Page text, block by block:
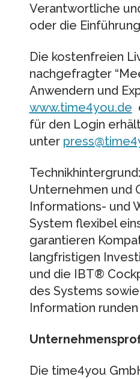
Verantwortliche
oder die
Die kostenfreien
nachgefragter
Anwendern und
www.time4you.de
für den Login
unter
Unternehmen und
Informations- und
System flexibel
garantieren
langfristigen
und die IBT®
des Systems
Information
Die time4you